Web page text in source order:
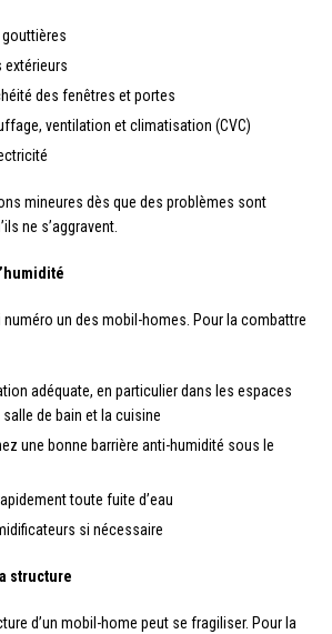
gouttières
extérieurs
des fenêtres et portes
ventilation et climatisation (CVC)
mineures dès que des problèmes sont
ne s’aggravent.
numéro un des mobil-homes. Pour la combattre
adéquate, en particulier dans les espaces
de bain et la cuisine
une bonne barrière anti-humidité sous le
toute fuite d’eau
si nécessaire
structure
d’un mobil-home peut se fragiliser. Pour la